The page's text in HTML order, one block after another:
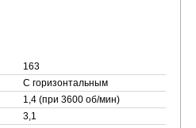
163
С горизонтальным
1,4 (при 3600 об/мин)
3,1